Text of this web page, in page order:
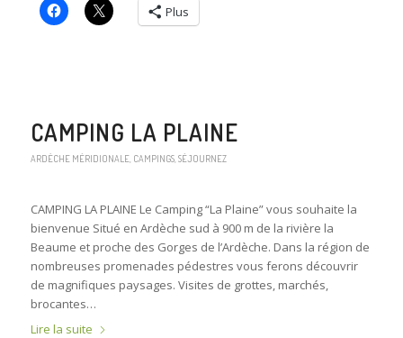
Plus
CAMPING LA PLAINE
ARDÈCHE MÉRIDIONALE, CAMPINGS, SÉJOURNEZ
CAMPING LA PLAINE Le Camping “La Plaine” vous souhaite la
bienvenue Situé en Ardèche sud à 900 m de la rivière la
Beaume et proche des Gorges de l’Ardèche. Dans la région de
nombreuses promenades pédestres vous ferons découvrir
de magnifiques paysages. Visites de grottes, marchés,
brocantes…
Lire la suite